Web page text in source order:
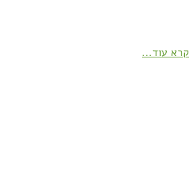
קרא עוד...